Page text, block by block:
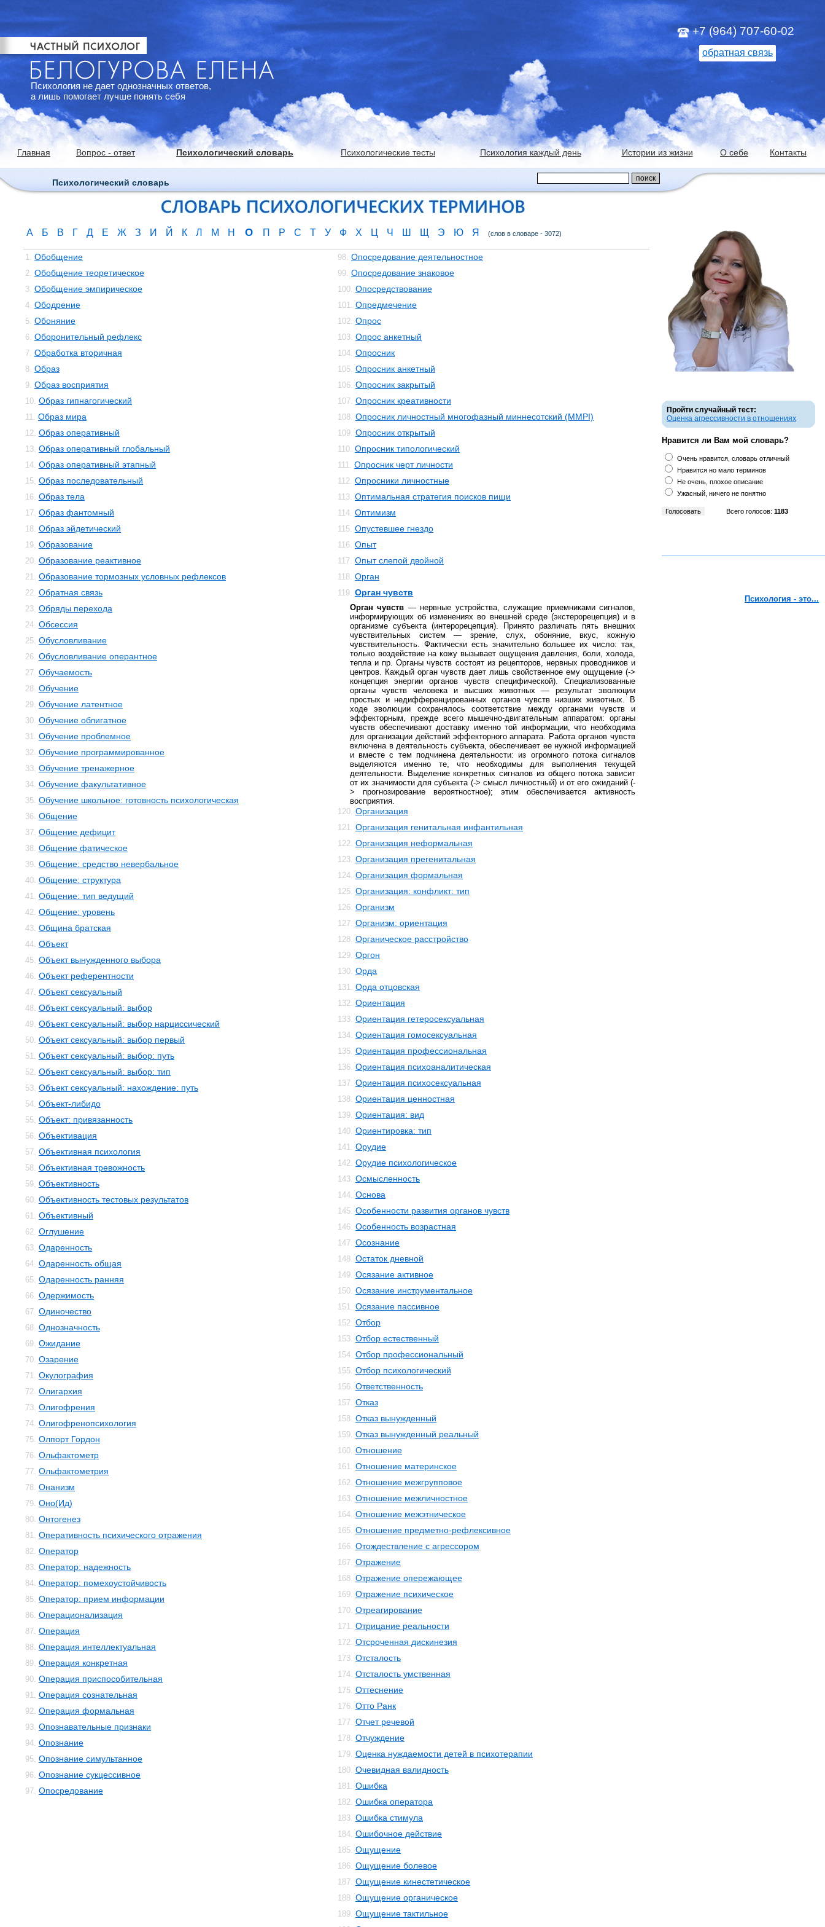
Психология не дает однозначных ответов,
а лишь помогает лучше понять себя
+7 (964) 707-60-02
обратная связь
Главная Вопрос - ответ Психологический словарь Психологические тесты Психология каждый день Истории из жизни О себе Контакты
Психологический словарь
А Б В Г Д Е Ж З И Й К Л М Н О П Р С Т У Ф Х Ц Ч Ш Щ Э Ю Я (слов в словаре - 3072)
1. Обобщение
2. Обобщение теоретическое
3. Обобщение эмпирическое
4. Ободрение
5. Обоняние
6. Оборонительный рефлекс
7. Обработка вторичная
8. Образ
9. Образ восприятия
10. Образ гипнагогический
11. Образ мира
12. Образ оперативный
13. Образ оперативный глобальный
14. Образ оперативный этапный
15. Образ последовательный
16. Образ тела
17. Образ фантомный
18. Образ эйдетический
19. Образование
20. Образование реактивное
21. Образование тормозных условных рефлексов
22. Обратная связь
23. Обряды перехода
24. Обсессия
25. Обусловливание
26. Обусловливание оперантное
27. Обучаемость
28. Обучение
29. Обучение латентное
30. Обучение облигатное
31. Обучение проблемное
32. Обучение программированное
33. Обучение тренажерное
34. Обучение факультативное
35. Обучение школьное: готовность психологическая
36. Общение
37. Общение дефицит
38. Общение фатическое
39. Общение: средство невербальное
40. Общение: структура
41. Общение: тип ведущий
42. Общение: уровень
43. Община братская
44. Объект
45. Объект вынужденного выбора
46. Объект референтности
47. Объект сексуальный
48. Объект сексуальный: выбор
49. Объект сексуальный: выбор нарциссический
50. Объект сексуальный: выбор первый
51. Объект сексуальный: выбор: путь
52. Объект сексуальный: выбор: тип
53. Объект сексуальный: нахождение: путь
54. Объект-либидо
55. Объект: привязанность
56. Объективация
57. Объективная психология
58. Объективная тревожность
59. Объективность
60. Объективность тестовых результатов
61. Объективный
62. Оглушение
63. Одаренность
64. Одаренность общая
65. Одаренность ранняя
66. Одержимость
67. Одиночество
68. Однозначность
69. Ожидание
70. Озарение
71. Окулография
72. Олигархия
73. Олигофрения
74. Олигофренопсихология
75. Олпорт Гордон
76. Ольфактометр
77. Ольфактометрия
78. Онанизм
79. Оно(Ид)
80. Онтогенез
81. Оперативность психического отражения
82. Оператор
83. Оператор: надежность
84. Оператор: помехоустойчивость
85. Оператор: прием информации
86. Операционализация
87. Операция
88. Операция интеллектуальная
89. Операция конкретная
90. Операция приспособительная
91. Операция сознательная
92. Операция формальная
93. Опознавательные признаки
94. Опознание
95. Опознание симультанное
96. Опознание сукцессивное
97. Опосредование
98. Опосредование деятельностное
99. Опосредование знаковое
100. Опосредствование
101. Опредмечение
102. Опрос
103. Опрос анкетный
104. Опросник
105. Опросник анкетный
106. Опросник закрытый
107. Опросник креативности
108. Опросник личностный многофазный миннесотский (ММPI)
109. Опросник открытый
110. Опросник типологический
111. Опросник черт личности
112. Опросники личностные
113. Оптимальная стратегия поисков пищи
114. Оптимизм
115. Опустевшее гнездо
116. Опыт
117. Опыт слепой двойной
118. Орган
119. Орган чувств
Орган чувств — нервные устройства, служащие приемниками сигналов,
информирующих об изменениях во внешней среде (экстерорецепция) и в
организме субъекта (интерорецепция). Принято различать пять внешних
чувствительных систем — зрение, слух, обоняние, вкус, кожную
чувствительность. Фактически есть значительно большее их число: так,
только воздействие на кожу вызывает ощущения давления, боли, холода,
тепла и пр. Органы чувств состоят из рецепторов, нервных проводников и
центров. Каждый орган чувств дает лишь свойственное ему ощущение (->
концепция энергии органов чувств специфической). Специализованные
органы чувств человека и высших животных — результат эволюции
простых и недифференцированных органов чувств низших животных. В
ходе эволюции сохранялось соответствие между органами чувств и
эффекторным, прежде всего мышечно-двигательным аппаратом: органы
чувств обеспечивают доставку именно той информации, что необходима
для организации действий эффекторного аппарата. Работа органов чувств
включена в деятельность субъекта, обеспечивает ее нужной информацией
и вместе с тем подчинена деятельности: из огромного потока сигналов
выделяются именно те, что необходимы для выполнения текущей
деятельности. Выделение конкретных сигналов из общего потока зависит
от их значимости для субъекта (-> смысл личностный) и от его ожиданий (-
> прогнозирование вероятностное); этим обеспечивается активность
восприятия.
120. Организация
121. Организация генитальная инфантильная
122. Организация неформальная
123. Организация прегенитальная
124. Организация формальная
125. Организация: конфликт: тип
126. Организм
127. Организм: ориентация
128. Органическое расстройство
129. Оргон
130. Орда
131. Орда отцовская
132. Ориентация
133. Ориентация гетеросексуальная
134. Ориентация гомосексуальная
135. Ориентация профессиональная
136. Ориентация психоаналитическая
137. Ориентация психосексуальная
138. Ориентация ценностная
139. Ориентация: вид
140. Ориентировка: тип
141. Орудие
142. Орудие психологическое
143. Осмысленность
144. Основа
145. Особенности развития органов чувств
146. Особенность возрастная
147. Осознание
148. Остаток дневной
149. Осязание активное
150. Осязание инструментальное
151. Осязание пассивное
152. Отбор
153. Отбор естественный
154. Отбор профессиональный
155. Отбор психологический
156. Ответственность
157. Отказ
158. Отказ вынужденный
159. Отказ вынужденный реальный
160. Отношение
161. Отношение материнское
162. Отношение межгрупповое
163. Отношение межличностное
164. Отношение межэтническое
165. Отношение предметно-рефлексивное
166. Отождествление с агрессором
167. Отражение
168. Отражение опережающее
169. Отражение психическое
170. Отреагирование
171. Отрицание реальности
172. Отсроченная дискинезия
173. Отсталость
174. Отсталость умственная
175. Оттеснение
176. Отто Ранк
177. Отчет речевой
178. Отчуждение
179. Оценка нуждаемости детей в психотерапии
180. Очевидная валидность
181. Ошибка
182. Ошибка оператора
183. Ошибка стимула
184. Ошибочное действие
185. Ощущение
186. Ощущение болевое
187. Ощущение кинестетическое
188. Ощущение органическое
189. Ощущение тактильное
Пройти случайный тест:
Оценка агрессивности в отношениях
Нравится ли Вам мой словарь?
Очень нравится, словарь отличный
Нравится но мало терминов
Не очень, плохое описание
Ужасный, ничего не понятно
Всего голосов: 1183
Психология - это...